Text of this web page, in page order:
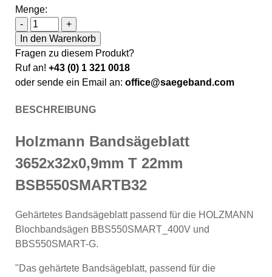
Menge:
-
Holzmann Bandsägeblatt 3652x32x0,9mm T 22mm
+
In den Warenkorb
Fragen zu diesem Produkt?
Ruf an! +43 (0) 1 321 0018
oder sende ein Email an: office@saegeband.com
BESCHREIBUNG
Holzmann Bandsägeblatt
3652x32x0,9mm T 22mm
BSB550SMARTB32
Gehärtetes Bandsägeblatt passend für die HOLZMANN
Blochbandsägen BBS550SMART_400V und
BBS550SMART-G.
"Das gehärtete Bandsägeblatt, passend für die